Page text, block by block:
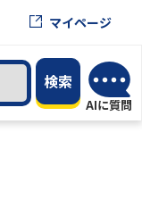
マイページ